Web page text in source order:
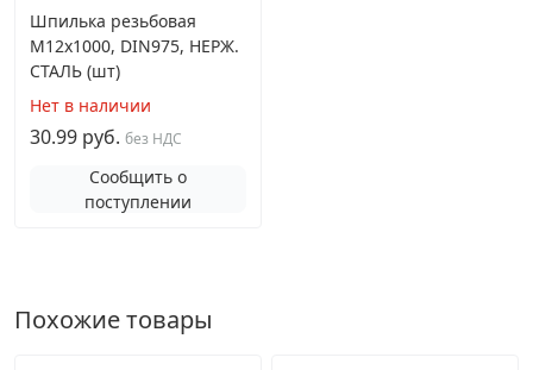
Шпилька резьбовая
М12х1000, DIN975, НЕРЖ.
СТАЛЬ (шт)
Нет в наличии
30.99 руб. без НДС
Сообщить о
поступлении
Похожие товары